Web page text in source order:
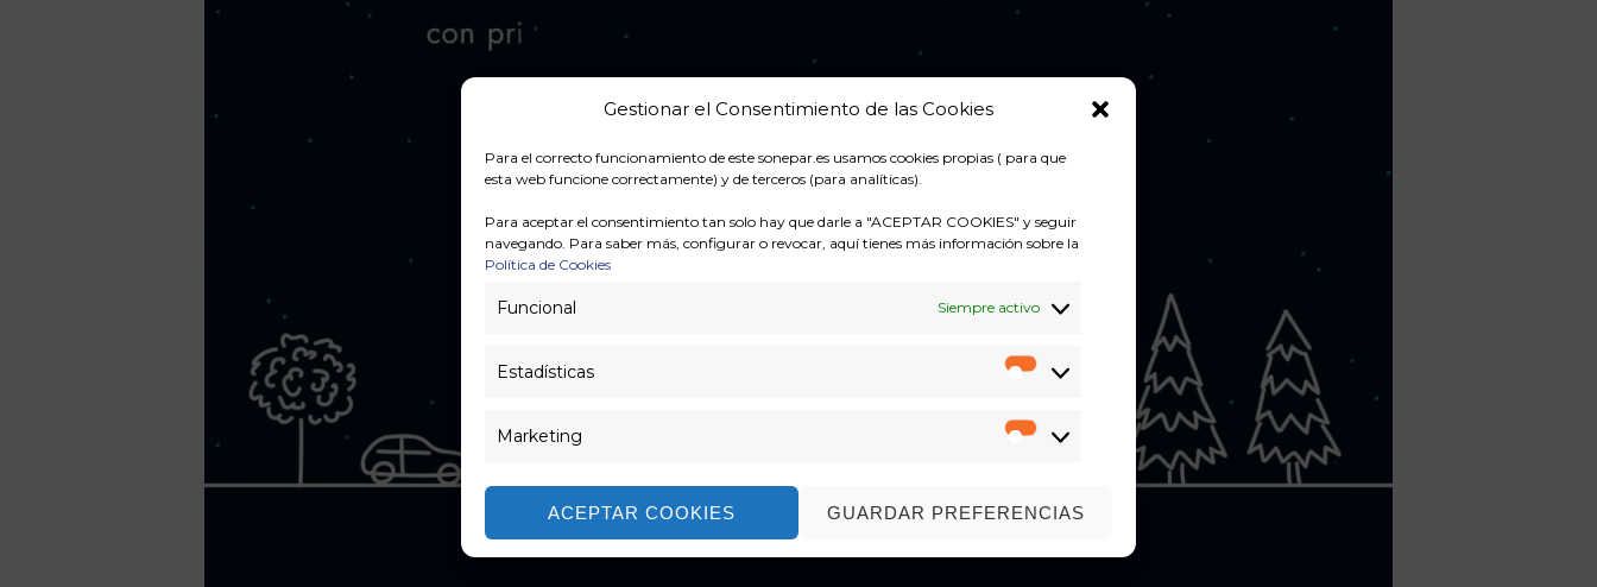
Gestionar el Consentimiento de las Cookies
Para el correcto funcionamiento de este sonepar.es usamos cookies propias ( para que
esta web funcione correctamente) y de terceros (para analíticas).
Para aceptar el consentimiento tan solo hay que darle a "ACEPTAR COOKIES" y seguir
navegando. Para saber más, configurar o revocar, aquí tienes más información sobre la
Política de Cookies
Funcional Siempre activo
Estadísticas
Estadísticas
Marketing
Marketing
ACEPTAR COOKIES GUARDAR PREFERENCIAS
Haz clic para aceptar cookies de